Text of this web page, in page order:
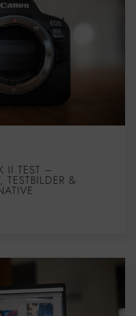
II TEST –
TESTBILDER &